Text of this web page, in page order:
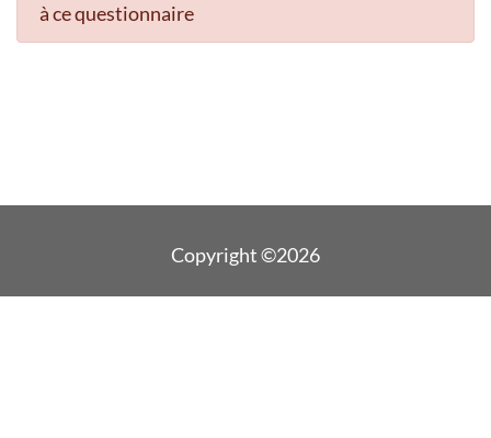
à ce questionnaire
Copyright ©2026